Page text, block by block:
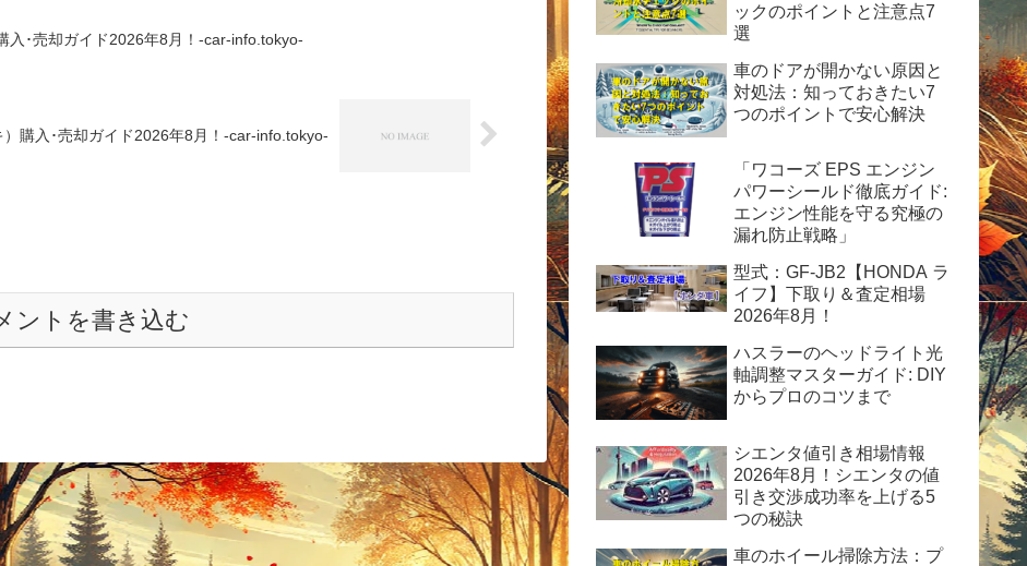
入･売却ガイド2026年8月！-car-info.tokyo-
購入･売却ガイド2026年8月！-car-info.tokyo-
ントを書き込む
ックのポイントと注意点7
選
車のドアが開かない原因と
対処法：知っておきたい7
つのポイントで安心解決
「ワコーズ EPS エンジン
パワーシールド徹底ガイド:
エンジン性能を守る究極の
漏れ防止戦略」
型式：GF-JB2【HONDA ラ
イフ】下取り＆査定相場
2026年8月！
ハスラーのヘッドライト光
軸調整マスターガイド: DIY
からプロのコツまで
シエンタ値引き相場情報
2026年8月！シエンタの値
引き交渉成功率を上げる5
つの秘訣
車のホイール掃除方法：プ